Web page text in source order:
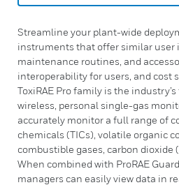
Streamline your plant-wide
instruments that offer similar user
maintenance routines, and
interoperability for users, and cost
ToxiRAE Pro family is the
wireless, personal single-gas
accurately monitor a full range of
chemicals (TICs), volatile organic
combustible gases, carbon dioxide
When combined with ProRAE
managers can easily view data in